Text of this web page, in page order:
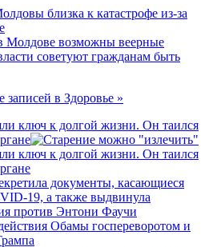
Молдове возможны веерные
советуют гражданам быть
записей в Здоровье »
ключ к долгой жизни. Он таился
ключ к долгой жизни. Он таился
документы, касающиеся
19, а также выдвинула
против Энтони Фаучи